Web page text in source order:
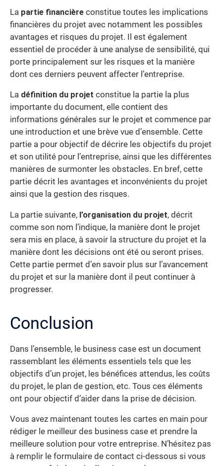
La partie financière constitue toutes les implications
financières du projet avec notamment les possibles
avantages et risques du projet. Il est également
essentiel de procéder à une analyse de sensibilité, qui
porte principalement sur les risques et la manière
dont ces derniers peuvent affecter l’entreprise.
La définition du projet constitue la partie la plus
importante du document, elle contient des
informations générales sur le projet et commence par
une introduction et une brève vue d’ensemble. Cette
partie a pour objectif de décrire les objectifs du projet
et son utilité pour l’entreprise, ainsi que les différentes
manières de surmonter les obstacles. En bref, cette
partie décrit les avantages et inconvénients du projet
ainsi que la gestion des risques.
La partie suivante, l’organisation du projet, décrit
comme son nom l’indique, la manière dont le projet
sera mis en place, à savoir la structure du projet et la
manière dont les décisions ont été ou seront prises.
Cette partie permet d’en savoir plus sur l’avancement
du projet et sur la manière dont il peut continuer à
progresser.
Conclusion
Dans l’ensemble, le business case est un document
rassemblant les éléments essentiels tels que les
objectifs d’un projet, les bénéfices attendus, les coûts
du projet, le plan de gestion, etc. Tous ces éléments
ont pour objectif d’aider dans la prise de décision.
Vous avez maintenant toutes les cartes en main pour
rédiger le meilleur des business case et prendre la
meilleure solution pour votre entreprise. N’hésitez pas
à remplir le formulaire de contact ci-dessous si vous